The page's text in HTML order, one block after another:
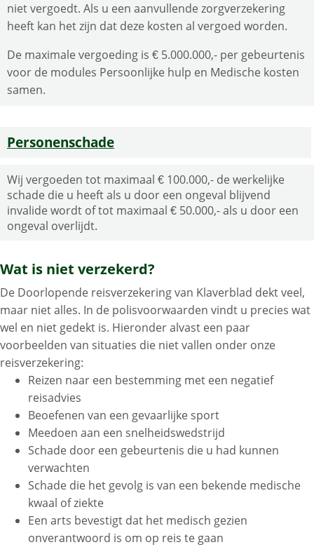
niet vergoedt. Als u een aanvullende zorgverzekering
heeft kan het zijn dat deze kosten al vergoed worden.
De maximale vergoeding is € 5.000.000,- per gebeurtenis
voor de modules Persoonlijke hulp en Medische kosten
samen.
Personenschade
Wij vergoeden tot maximaal € 100.000,- de werkelijke
schade die u heeft als u door een ongeval blijvend
invalide wordt of tot maximaal € 50.000,- als u door een
ongeval overlijdt.
Wat is niet verzekerd?
De Doorlopende reisverzekering van Klaverblad dekt veel,
maar niet alles. In de polisvoorwaarden vindt u precies wat
wel en niet gedekt is. Hieronder alvast een paar
voorbeelden van situaties die niet vallen onder onze
reisverzekering:
Reizen naar een bestemming met een negatief
reisadvies
Beoefenen van een gevaarlijke sport
Meedoen aan een snelheidswedstrijd
Schade door een gebeurtenis die u had kunnen
verwachten
Schade die het gevolg is van een bekende medische
kwaal of ziekte
Een arts bevestigt dat het medisch gezien
onverantwoord is om op reis te gaan